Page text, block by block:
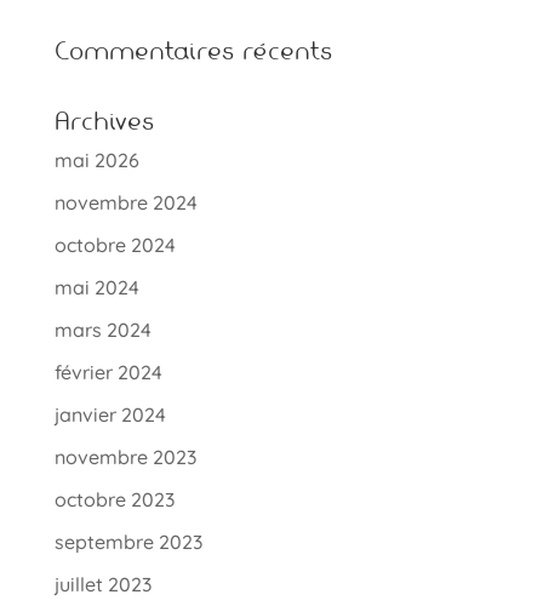
Commentaires récents
Archives
mai 2026
novembre 2024
octobre 2024
mai 2024
mars 2024
février 2024
janvier 2024
novembre 2023
octobre 2023
septembre 2023
juillet 2023